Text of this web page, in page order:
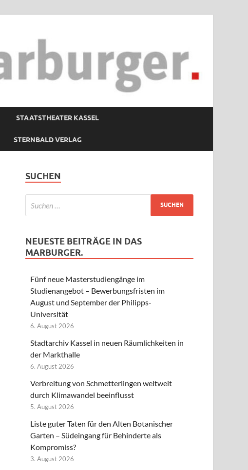
STAATSTHEATER KASSEL
STERNBALD VERLAG
SUCHEN
NEUESTE BEITRÄGE IN DAS
MARBURGER.
Fünf neue Masterstudiengänge im
Studienangebot – Bewerbungsfristen im
August und September der Philipps-
Universität
6. August 2026
Stadtarchiv Kassel in neuen Räumlichkeiten in
der Markthalle
6. August 2026
Verbreitung von Schmetterlingen weltweit
durch Klimawandel beeinflusst
5. August 2026
Liste guter Taten für den Alten Botanischer
Garten – Südeingang für Behinderte als
Kompromiss?
3. August 2026